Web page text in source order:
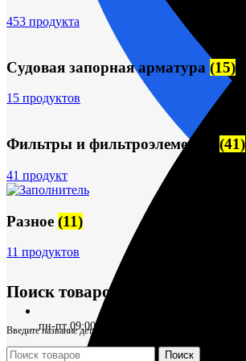
пн-пт 09:00–17:00 (UTC+6)
О компании
453 продукта
Судовая запорная арматура (15)
15 продуктов
Фильтры и фильтроэлементы (41)
41 продукт
Разное (11)
11 продуктов
Поиск товаров
Введите название детали
Поиск